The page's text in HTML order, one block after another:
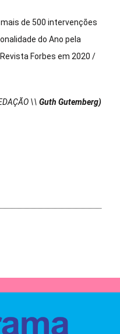
de 500 intervenções
do Ano pela
Forbes em 2020 /
\\ Guth Gutemberg)